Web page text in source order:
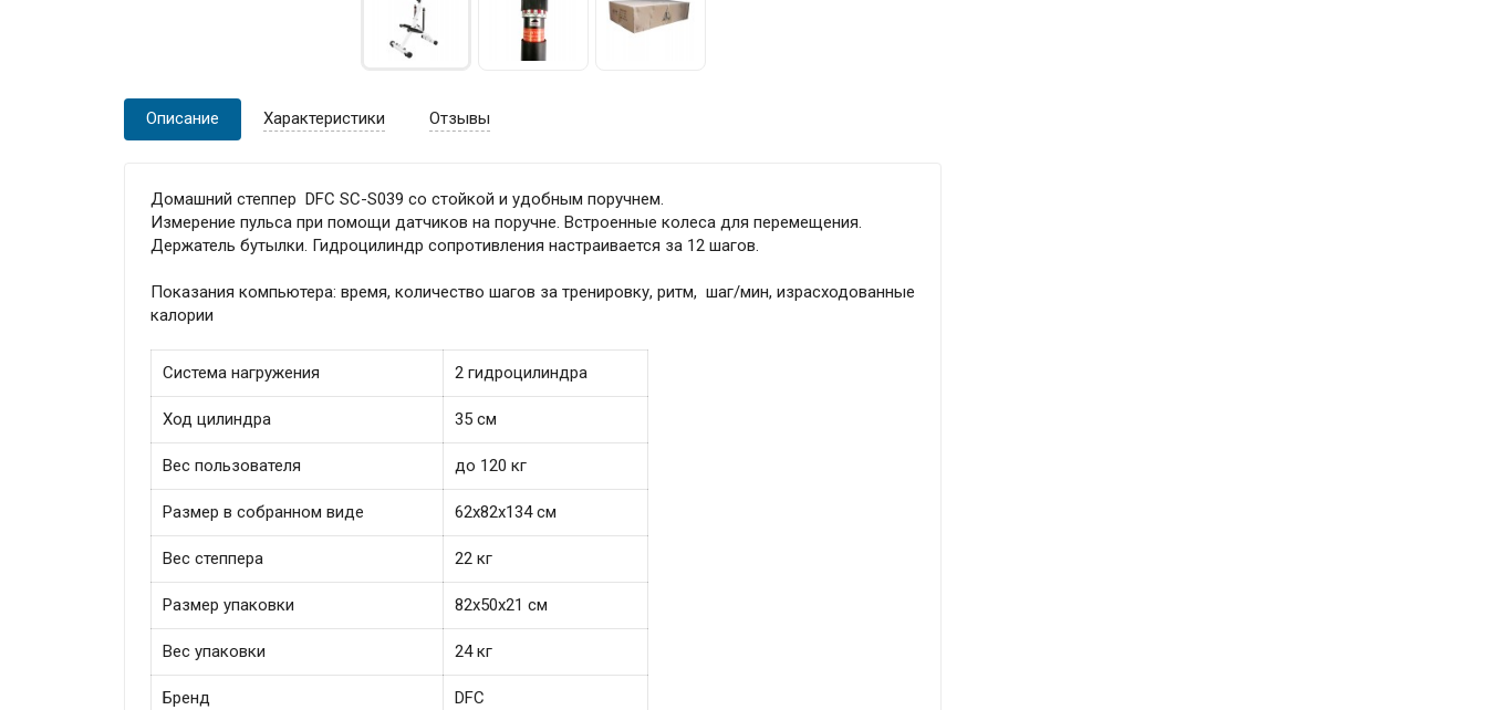
Описание Характеристики Отзывы
Домашний степпер DFC SC-S039 со стойкой и удобным поручнем.
Измерение пульса при помощи датчиков на поручне. Встроенные колеса для перемещения.
Держатель бутылки. Гидроцилиндр сопротивления настраивается за 12 шагов.
Показания компьютера: время, количество шагов за тренировку, ритм, шаг/мин, израсходованные
калории
Система нагружения 2 гидроцилиндра
Ход цилиндра 35 см
Вес пользователя до 120 кг
Размер в собранном виде 62х82х134 см
Вес степпера 22 кг
Размер упаковки 82х50х21 см
Вес упаковки 24 кг
Бренд DFC